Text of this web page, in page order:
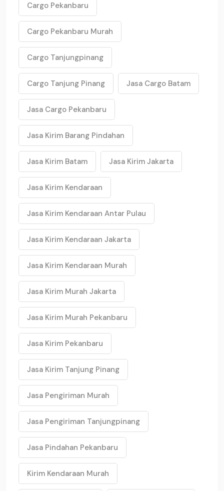
Cargo Pekanbaru
Cargo Pekanbaru Murah
Cargo Tanjungpinang
Cargo Tanjung Pinang Jasa Cargo Batam
Jasa Cargo Pekanbaru
Jasa Kirim Barang Pindahan
Jasa Kirim Batam Jasa Kirim Jakarta
Jasa Kirim Kendaraan
Jasa Kirim Kendaraan Antar Pulau
Jasa Kirim Kendaraan Jakarta
Jasa Kirim Kendaraan Murah
Jasa Kirim Murah Jakarta
Jasa Kirim Murah Pekanbaru
Jasa Kirim Pekanbaru
Jasa Kirim Tanjung Pinang
Jasa Pengiriman Murah
Jasa Pengiriman Tanjungpinang
Jasa Pindahan Pekanbaru
Kirim Kendaraan Murah